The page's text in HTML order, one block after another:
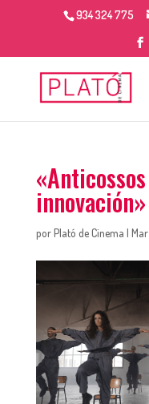
934 324 775
innovación»
porPlató de Cinema |